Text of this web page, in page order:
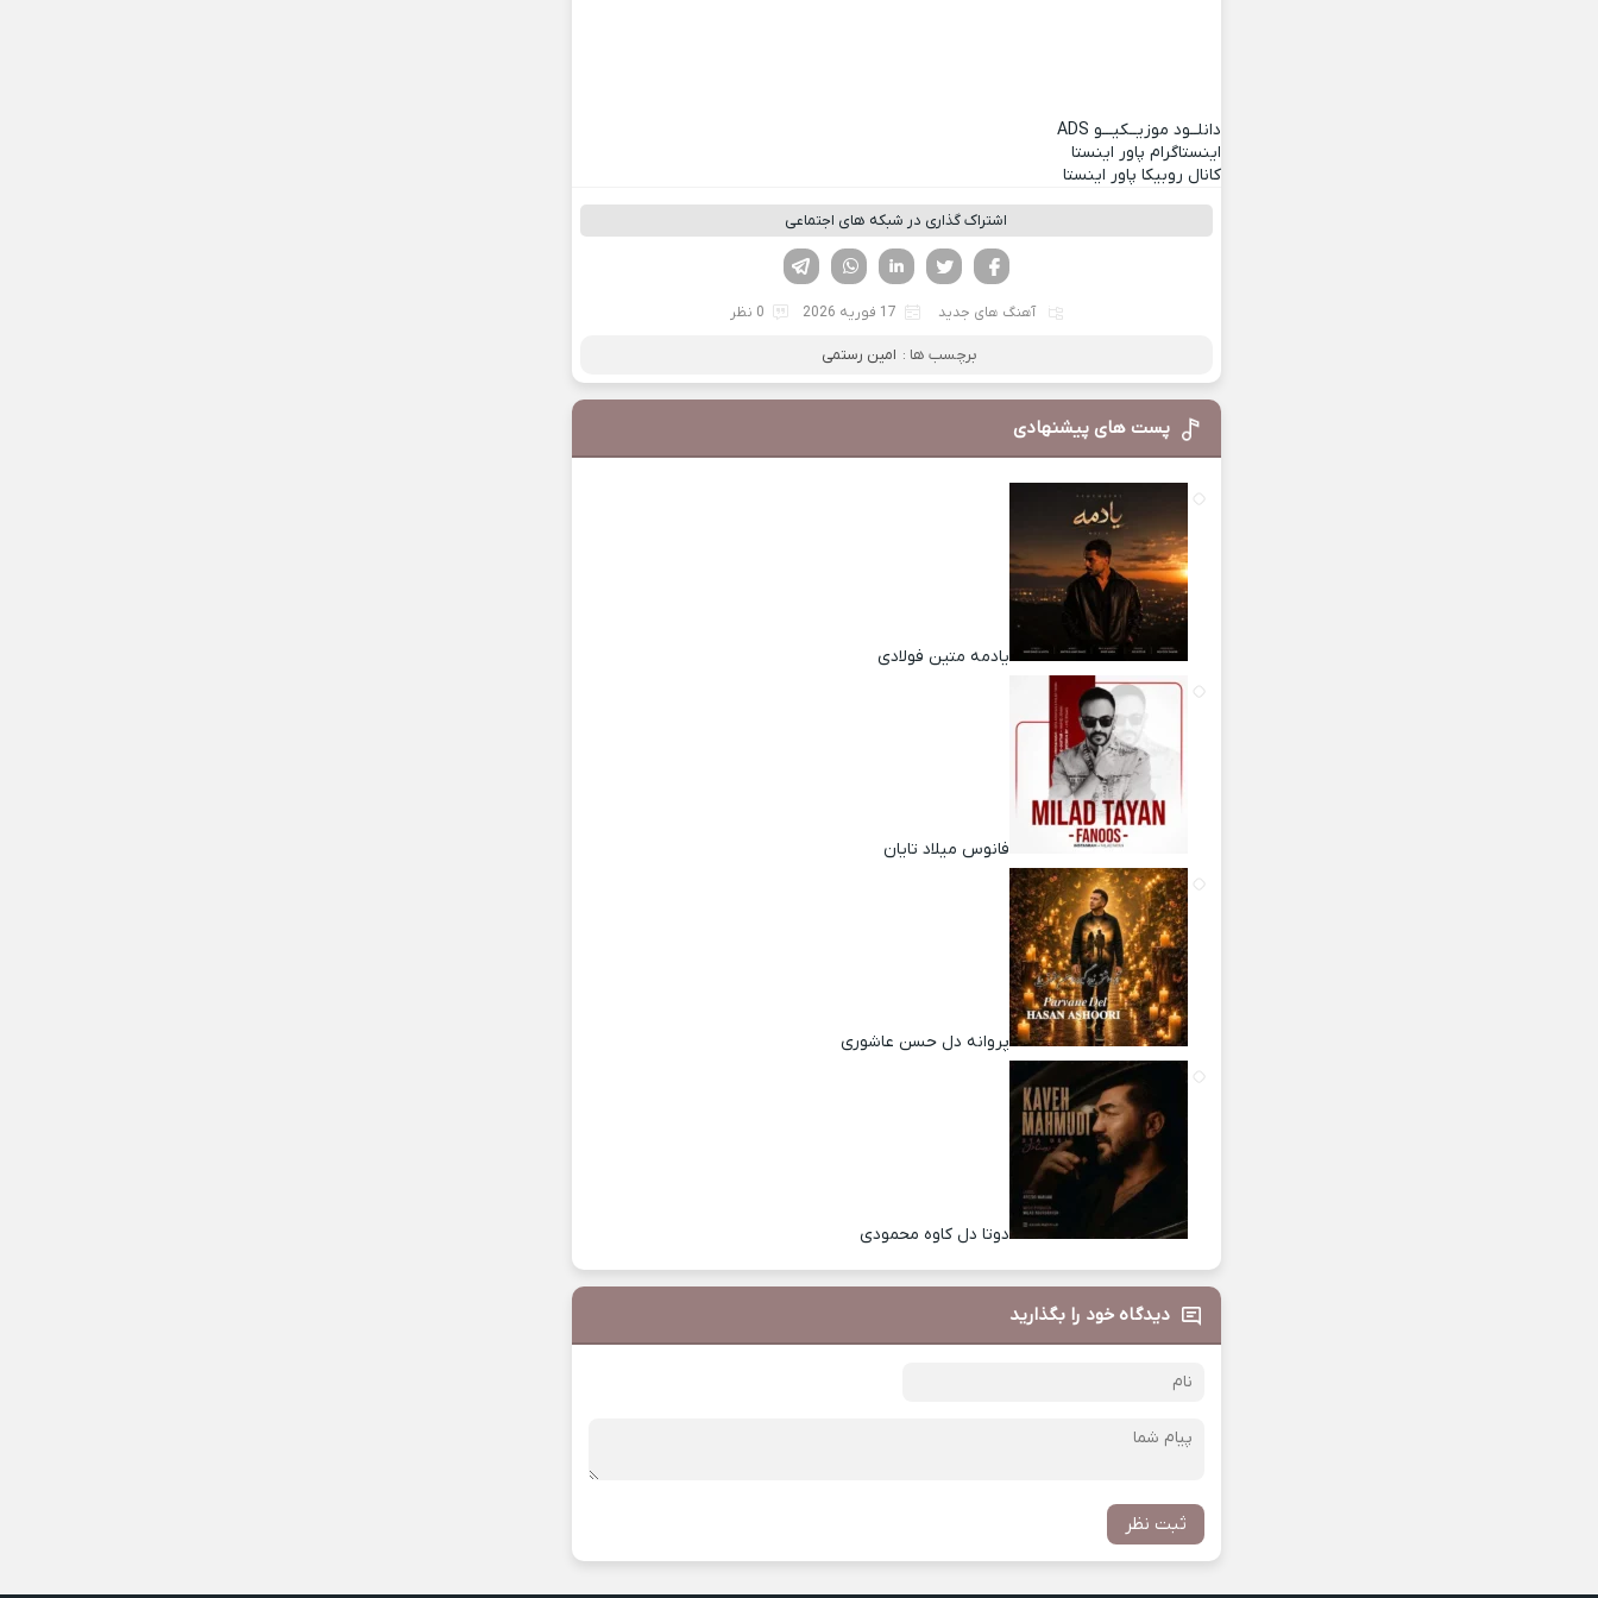
دانلــود موزیــکیـــو ADS
اینستاگرام پاور اینستا
کانال روبیکا پاور اینستا
اشتراک گذاری در شبکه های اجتماعی
لینکدین تویتر
فیسوک
آهنگ های جدید 17 فوریه 2026 0 نظر
برچسب ها : امین رستمی
پست های پیشنهادی
یادمه متین فولادی
فانوس میلاد تایان
پروانه دل حسن عاشوری
دوتا دل کاوه محمودی
دیدگاه خود را بگذارید
ثبت نظر